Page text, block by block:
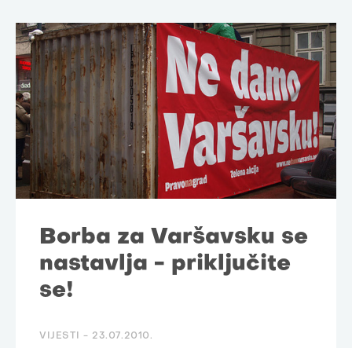
Borba za Varšavsku se
nastavlja - priključite
se!
VIJESTI - 23.07.2010.